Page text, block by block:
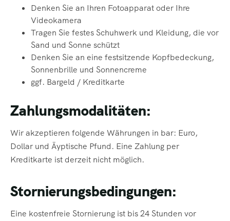
Denken Sie an Ihren Fotoapparat oder Ihre
Videokamera
Tragen Sie festes Schuhwerk und Kleidung, die vor
Sand und Sonne schützt
Denken Sie an eine festsitzende Kopfbedeckung,
Sonnenbrille und Sonnencreme
ggf. Bargeld / Kreditkarte
Zahlungsmodalitäten:
Wir akzeptieren folgende Währungen in bar: Euro,
Dollar und Äyptische Pfund. Eine Zahlung per
Kreditkarte ist derzeit nicht möglich.
Stornierungsbedingungen:
Eine kostenfreie Stornierung ist bis 24 Stunden vor